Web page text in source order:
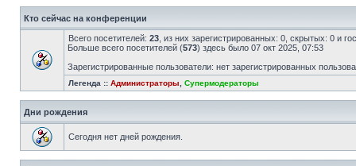
Кто сейчас на конференции
Всего посетителей: 23 , из них зарегистрированных: 0, скрытых: 0 и
Больше всего посетителей (573) здесь было 07 окт 2025, 07:53
Зарегистрированные пользователи: нет зарегистрированных
Легенда :: Администраторы Супермодераторы
Дни рождения
Сегодня нет дней рождения.